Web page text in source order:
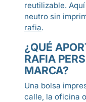
reutilizable.
neutro sin
rafia.
¿QUÉ
RAFIA
MARCA?
Una bolsa
calle, la oficina